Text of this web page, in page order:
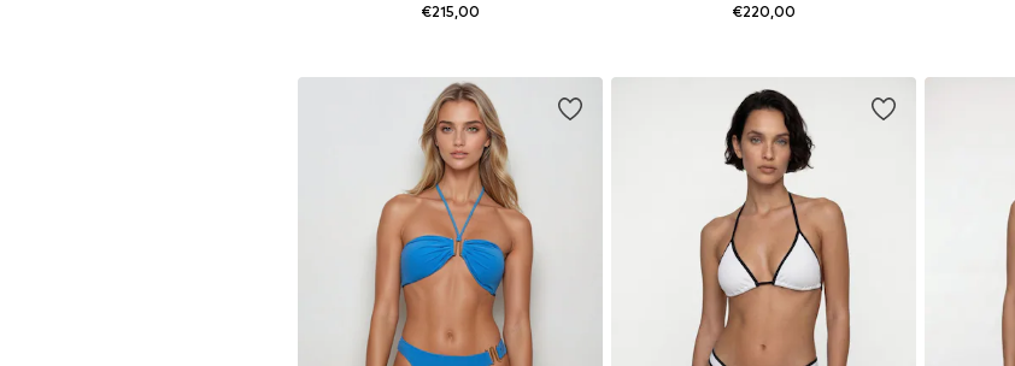
€215,00
In winkelmandje
€220,00
In winkelmandje